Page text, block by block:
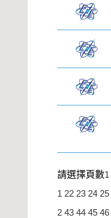
請選擇頁數1
1 22 23 24 25
2 43 44 45 46